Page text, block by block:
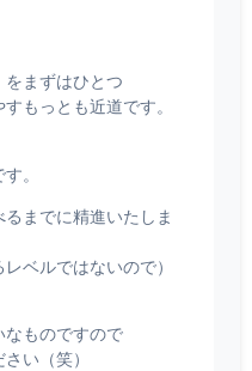
まずはひとつ
もっとも近道です。
。
までに精進いたしま
ベルではないので）
なものですので
い（笑）